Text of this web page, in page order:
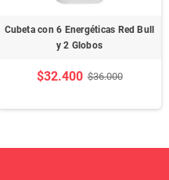
Cubeta con 6 Energéticas Red Bull
y 2 Globos
$32.400 $36.000